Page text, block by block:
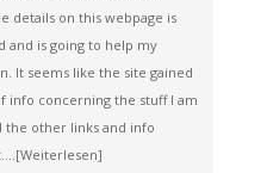
details on this webpage is
and is going to help my
It seems like the site gained
info concerning the stuff I am
the other links and info
[Weiterlesen]